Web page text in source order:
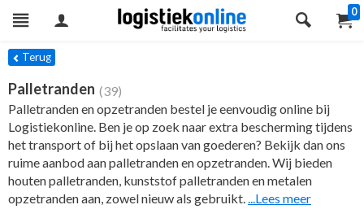
0
Terug
Palletranden (39)
Palletranden en opzetranden bestel je eenvoudig online bij
Logistiekonline. Ben je op zoek naar extra bescherming tijdens
het transport of bij het opslaan van goederen? Bekijk dan ons
ruime aanbod aan palletranden en opzetranden. Wij bieden
houten palletranden, kunststof palletranden en metalen
opzetranden aan, zowel nieuw als gebruikt....Lees meer